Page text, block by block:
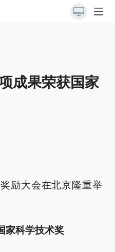
成果荣获国家
励大会在北京隆重举
家科学技术奖